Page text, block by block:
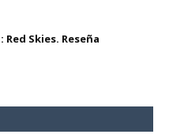
Skies. Reseña